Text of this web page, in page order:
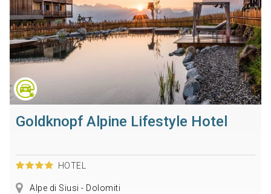
Goldknopf Alpine Lifestyle Hotel
HOTEL
Alpe di Siusi - Dolomiti